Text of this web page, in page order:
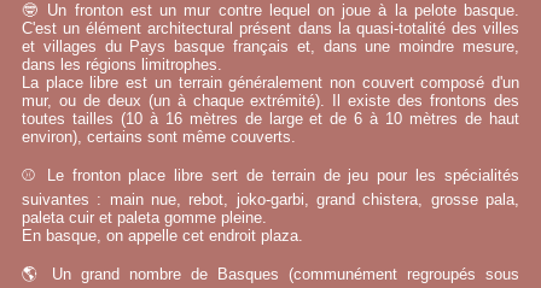
🤓 Un fronton est un mur contre lequel on joue à la pelote basque.
C'est un élément architectural présent dans la quasi-totalité des villes
et villages du Pays basque français et, dans une moindre mesure,
dans les régions limitrophes.
La place libre est un terrain généralement non couvert composé d'un
mur, ou de deux (un à chaque extrémité). Il existe des frontons des
toutes tailles (10 à 16 mètres de large et de 6 à 10 mètres de haut
environ), certains sont même couverts.
⚾ Le fronton place libre sert de terrain de jeu pour les spécialités
suivantes : main nue, rebot, joko-garbi, grand chistera, grosse pala,
paleta cuir et paleta gomme pleine.
En basque, on appelle cet endroit plaza.
🌎 Un grand nombre de Basques (communément regroupés sous